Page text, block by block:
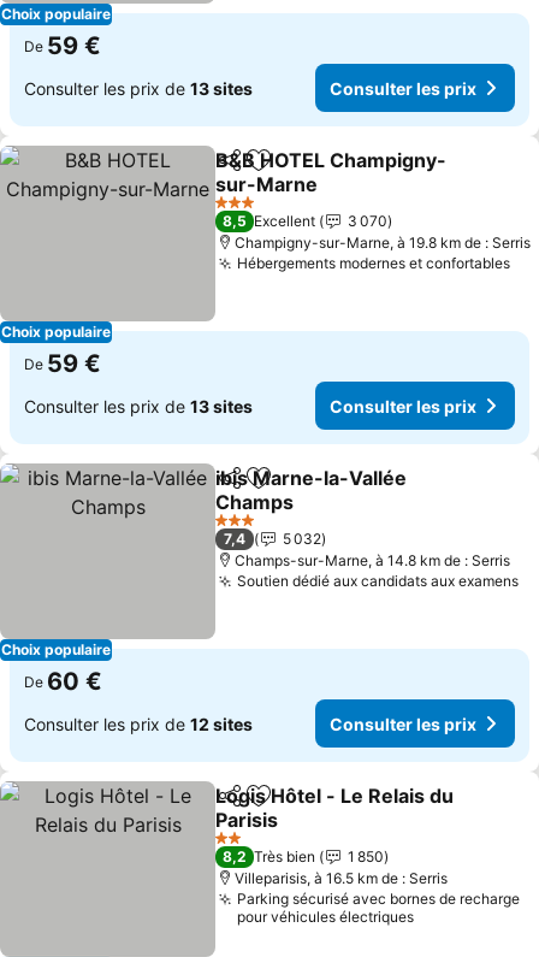
Choix populaire
De 59 €
Consulter les prix de 13 sites Consulter les prix
Choix populaire
PartagerAjouter à mes favoris
B&B HOTEL Champigny-
sur-Marne
Consulter les prix
3 Étoiles
8,5 Excellent
3 070
Champigny-sur-Marne, à 19.8 km de : Serris
Hébergements modernes et confortables
De 59 €
Consulter les prix de 13 sites Consulter les prix
Choix populaire
PartagerAjouter à mes favoris
ibis Marne-la-Vallée
Champs
Consulter les prix
3 Étoiles
7,4
5 032
Champs-sur-Marne, à 14.8 km de : Serris
Soutien dédié aux candidats aux examens
De 60 €
Consulter les prix de 12 sites Consulter les prix
PartagerAjouter à mes favoris
Logis Hôtel - Le Relais du
Parisis
Consulter les prix
2 Étoiles
8,2 Très bien
1 850
Villeparisis, à 16.5 km de : Serris
Parking sécurisé avec bornes de recharge
pour véhicules électriques